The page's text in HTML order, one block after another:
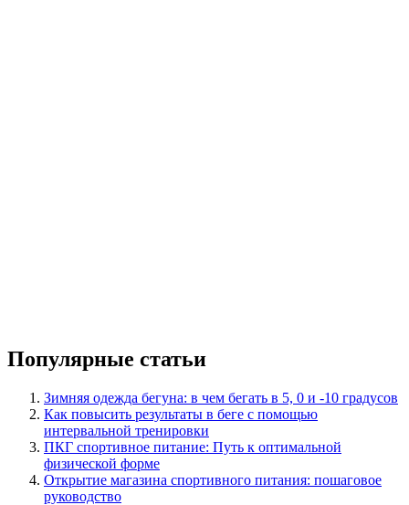
Популярные статьи
Зимняя одежда бегуна: в чем бегать в 5, 0 и -10 градусов
Как повысить результаты в беге с помощью
интервальной тренировки
ПКГ спортивное питание: Путь к оптимальной
физической форме
Открытие магазина спортивного питания: пошаговое
руководство